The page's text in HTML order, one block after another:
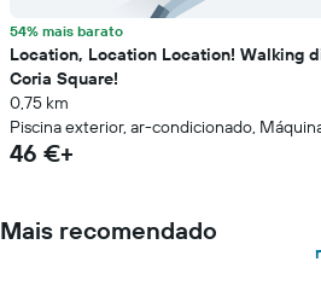
54% mais barato
Location, Location Location! Walking
Coria Square!
0,75 km
Piscina exterior, ar-condicionado,
46 €+
Mais recomendado